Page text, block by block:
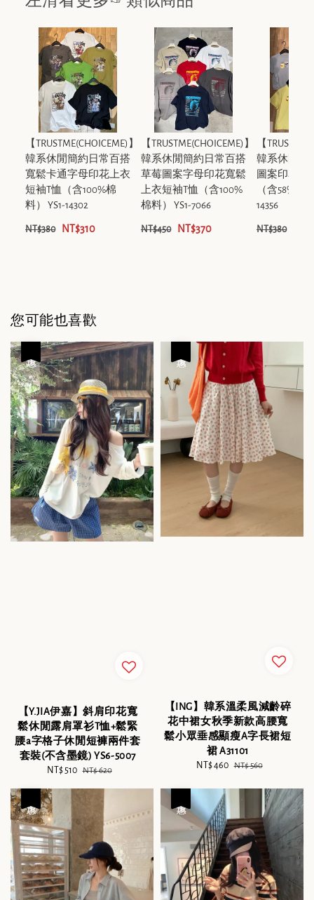
【TRUSTME(CHOICEME)】
韓系休閒簡約日常百搭
寬鬆卡通字母印花上衣
短袖T恤（含100%棉
料） YS1-14302
NT$380 NT$310
【TRUSTME(CHOICEME)】
韓系休閒簡約日常百搭
草莓圖案字母印花寬鬆
上衣短袖T恤（含100%
棉料） YS1-7066
NT$450 NT$370
【
韓系休閒簡
圖案印花上
（含58%棉
14356
NT$380
您可能也喜歡
【Y.JIA伊嘉】斜肩印花寬
鬆休閒露肩罩衫T恤+鬆緊
腰a字格子休閒短褲兩件套
套裝(不含墨鏡) YS6-5007
Sale
NT$ 510 Regular
NT$ 620
【ING】韓系溫柔風減齡碎
花中裙女秋季新款高腰寬
鬆小眾垂感顯瘦A字長裙短
裙 A31101
Sale
NT$ 460 Regular
NT$ 560